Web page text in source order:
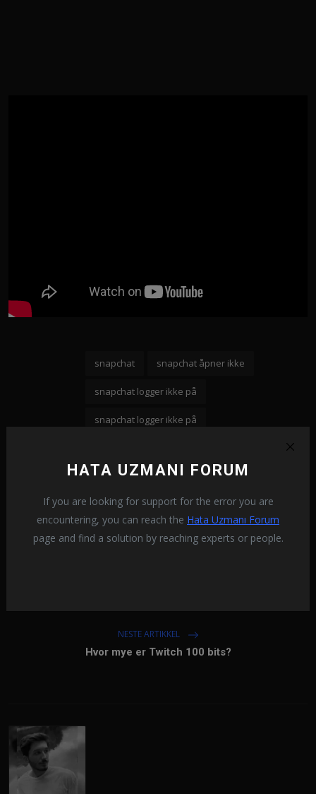
HATA UZMANI FORUM
If you are looking for support for the error you are
encountering, you can reach the Hata Uzmanı Forum
page and find a solution by reaching experts or people.
snapchat snapchat åpner ikke
snapchat logger ikke på
snapchat logger ikke på
snapchat oppstod en feil
snapchat noe gikk galt
NESTE ARTIKKEL
Hvor mye er Twitch 100 bits?